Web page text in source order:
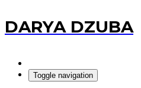
DARYA DZUBA
Toggle navigation